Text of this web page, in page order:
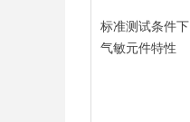
标准测试条件下
气敏元件特性